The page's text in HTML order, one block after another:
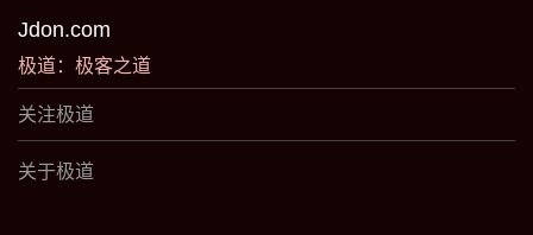
Jdon.com
极道：极客之道
关注极道
关于极道